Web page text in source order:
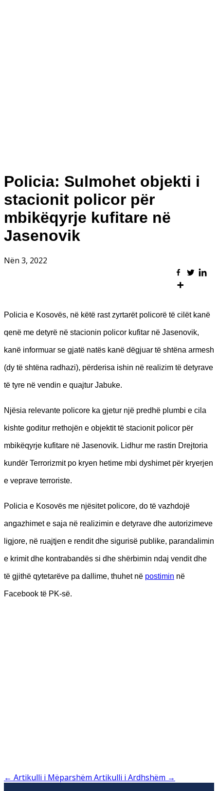
Policia: Sulmohet objekti i
stacionit policor për
mbikëqyrje kufitare në
Jasenovik
Nën 3, 2022
Policia e Kosovës, në këtë rast zyrtarët policorë të cilët kanë
qenë me detyrë në stacionin policor kufitar në Jasenovik,
kanë informuar se gjatë natës kanë dëgjuar të shtëna armesh
(dy të shtëna radhazi), përderisa ishin në realizim të detyrave
të tyre në vendin e quajtur Jabuke.
Njësia relevante policore ka gjetur një predhë plumbi e cila
kishte goditur rrethojën e objektit të stacionit policor për
mbikëqyrje kufitare në Jasenovik. Lidhur me rastin Drejtoria
kundër Terrorizmit po kryen hetime mbi dyshimet për kryerjen
e veprave terroriste.
Policia e Kosovës me njësitet policore, do të vazhdojë
angazhimet e saja në realizimin e detyrave dhe autorizimeve
ligjore, në ruajtjen e rendit dhe sigurisë publike, parandalimin
e krimit dhe kontrabandës si dhe shërbimin ndaj vendit dhe
të gjithë qytetarëve pa dallime, thuhet në postimin në
Facebook të PK-së.
← Artikulli i Mëparshëm Artikulli i Ardhshëm →